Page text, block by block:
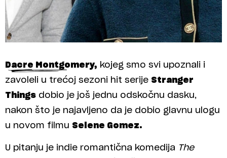
Dacre Montgomery, kojeg smo svi upoznali i
zavoleli u trećoj sezoni hit serije Stranger
Things dobio je još jednu odskočnu dasku,
nakon što je najavljeno da je dobio glavnu ulogu
u novom filmu Selene Gomez.
U pitanju je indie romantična komedija The